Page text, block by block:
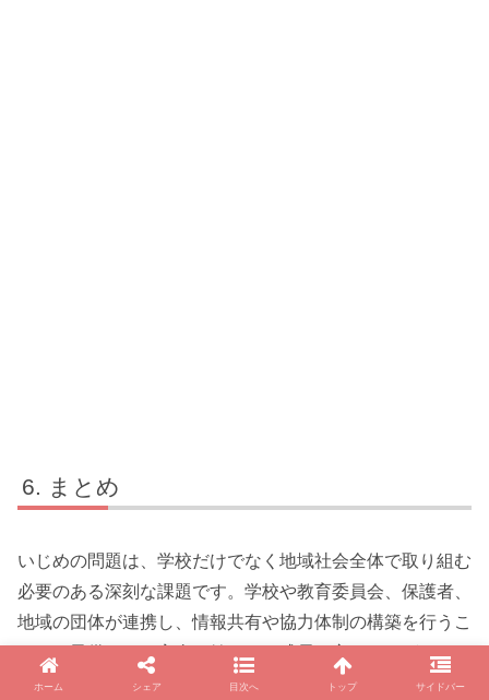
まとめ
いじめの問題は、学校だけでなく地域社会全体で取り組む
必要のある深刻な課題です。学校や教育委員会、保護者、
地域の団体が連携し、情報共有や協力体制の構築を行うこ
とで、子供たちの安全と健やかな成長を守ることができま
す。
ホーム シェア 目次へ トップ サイドバー